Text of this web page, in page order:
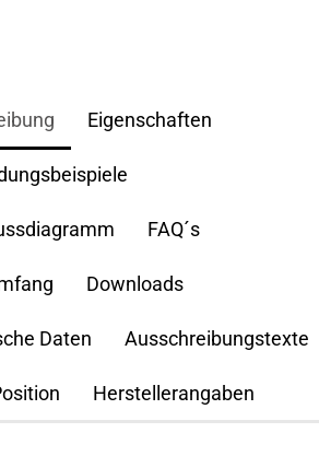
Eigenschaften
FAQ´s
Downloads
Daten Ausschreibungstexte
Herstellerangaben